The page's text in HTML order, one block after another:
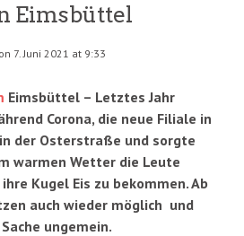
Eimsbüttel
on 7. Juni 2021 at 9:33
Eimsbüttel – Letztes Jahr
Corona, die neue Filiale in
der Osterstraße und sorgte
warmen Wetter die Leute
Kugel Eis zu bekommen. Ab
auch wieder möglich und
ungemein.